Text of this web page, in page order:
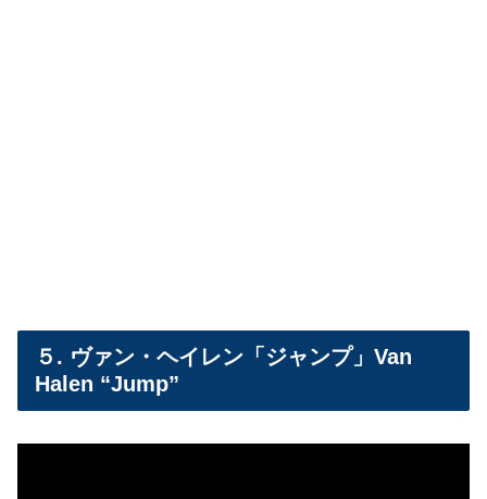
５. ヴァン・ヘイレン「ジャンプ」Van
Halen “Jump”